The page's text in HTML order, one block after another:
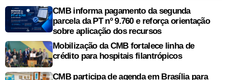
CMB informa pagamento da segunda
parcela da PT nº 9.760 e reforça orientação
sobre aplicação dos recursos
Mobilização da CMB fortalece linha de
crédito para hospitais filantrópicos
CMB participa de agenda em Brasília para